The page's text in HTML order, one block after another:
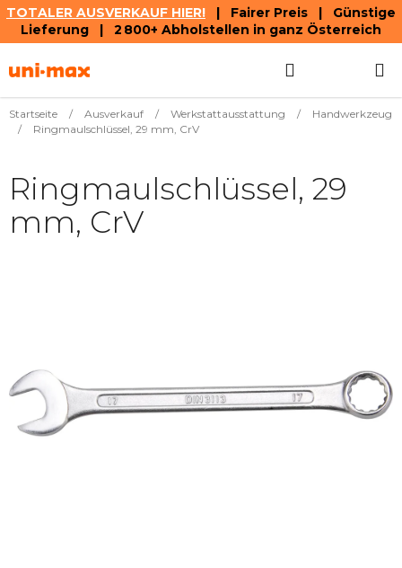
TOTALER AUSVERKAUF HIER! | Fairer Preis | Günstige
Lieferung | 2 800+ Abholstellen in ganz Österreich
Inhalt
Startseite / Ausverkauf / Werkstattausstattung /
Handwerkzeug
/
Ringmaulschlüssel, 29 mm, CrV
Ringmaulschlüssel, 29
mm, CrV